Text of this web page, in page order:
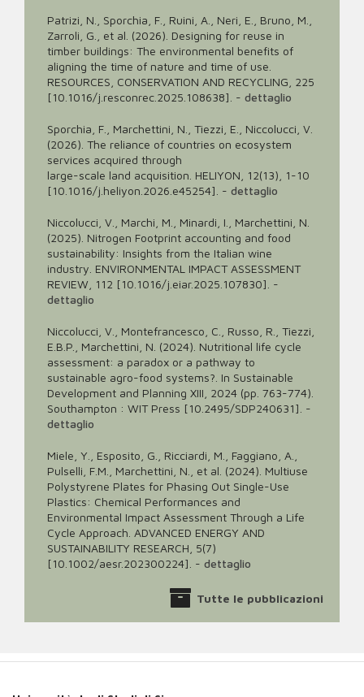
Patrizi, N., Sporchia, F., Ruini, A., Neri, E., Bruno, M.,
Zarroli, G., et al. (2026). Designing for reuse in
timber buildings: The environmental benefits of
aligning the time of nature and time of use.
RESOURCES, CONSERVATION AND RECYCLING, 225
[10.1016/j.resconrec.2025.108638]. - dettaglio
Sporchia, F., Marchettini, N., Tiezzi, E., Niccolucci, V.
(2026). The reliance of countries on ecosystem
services acquired through
large-scale land acquisition. HELIYON, 12(13), 1-10
[10.1016/j.heliyon.2026.e45254]. - dettaglio
Niccolucci, V., Marchi, M., Minardi, I., Marchettini, N.
(2025). Nitrogen Footprint accounting and food
sustainability: Insights from the Italian wine
industry. ENVIRONMENTAL IMPACT ASSESSMENT
REVIEW, 112 [10.1016/j.eiar.2025.107830]. -
dettaglio
Niccolucci, V., Montefrancesco, C., Russo, R., Tiezzi,
E.B.P., Marchettini, N. (2024). Nutritional life cycle
assessment: a paradox or a pathway to
sustainable agro-food systems?. In Sustainable
Development and Planning XIII, 2024 (pp. 763-774).
Southampton : WIT Press [10.2495/SDP240631]. -
dettaglio
Miele, Y., Esposito, G., Ricciardi, M., Faggiano, A.,
Pulselli, F.M., Marchettini, N., et al. (2024). Multiuse
Polystyrene Plates for Phasing Out Single-Use
Plastics: Chemical Performances and
Environmental Impact Assessment Through a Life
Cycle Approach. ADVANCED ENERGY AND
SUSTAINABILITY RESEARCH, 5(7)
[10.1002/aesr.202300224]. - dettaglio
Tutte le pubblicazioni